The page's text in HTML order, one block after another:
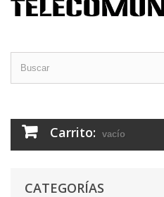
Carrito: vacío
CATEGORÍAS